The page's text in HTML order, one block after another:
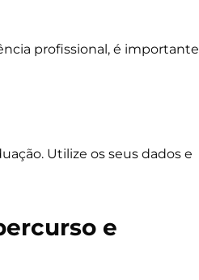
profissional, é importante
Utilize os seus dados e
e